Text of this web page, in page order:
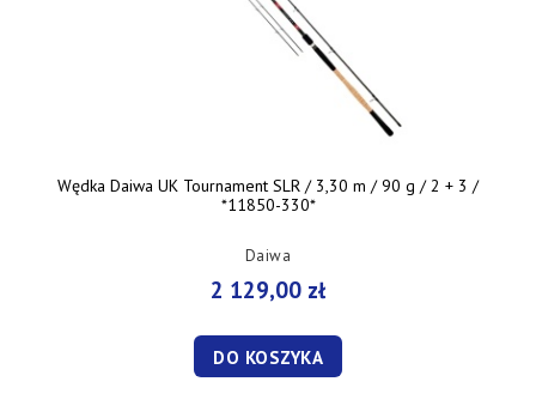
Wędka Daiwa UK Tournament SLR / 3,30 m / 90 g / 2 + 3 /
*11850-330*
Daiwa
2 129,00 zł
DO KOSZYKA